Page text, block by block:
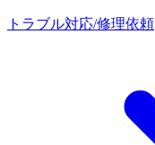
トラブル対応/修理依頼